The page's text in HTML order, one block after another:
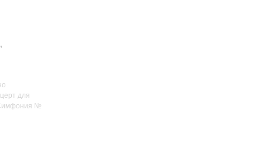
для
№